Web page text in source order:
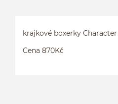
krajkové boxerky Character
Cena 870Kč